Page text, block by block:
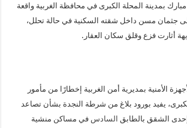
بمدينة المحلة الكبرى في محافظة الغربية واقعة
جثمان مسن داخل شقته السكنية في حالة تحلل،
أثارت فزع وقلق سكان العقار.
الأمنية بمديرية أمن الغربية إخطارًا من مأمور
يفيد بورود بلاغ من شرطة النجدة بشأن تصاعد
الشقق بالطابق السادس في مساكن منشية